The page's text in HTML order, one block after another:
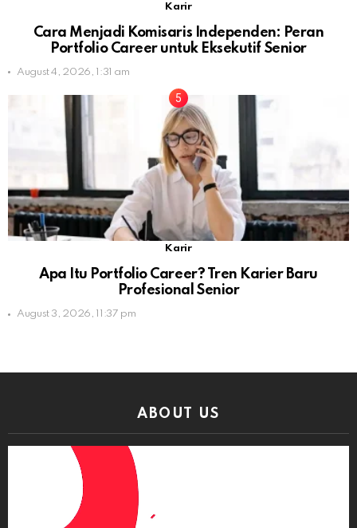
Karir
Cara Menjadi Komisaris Independen: Peran
Portfolio Career untuk Eksekutif Senior
August 4, 2026, 1:31 am
Karir
Apa Itu Portfolio Career? Tren Karier Baru
Profesional Senior
August 3, 2026, 11:37 pm
ABOUT US